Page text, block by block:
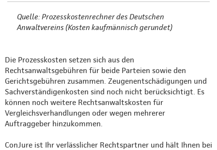
Quelle: Prozesskostenrechner des Deutschen
Anwaltvereins (Kosten kaufmännisch gerundet)
Die Prozesskosten setzen sich aus den
Rechtsanwaltsgebühren für beide Parteien sowie den
Gerichtsgebühren zusammen. Zeugenentschädigungen und
Sachverständigenkosten sind noch nicht berücksichtigt. Es
können noch weitere Rechtsanwaltskosten für
Vergleichsverhandlungen oder wegen mehrerer
Auftraggeber hinzukommen.
ConJure ist Ihr verlässlicher Rechtspartner und hält Ihnen bei